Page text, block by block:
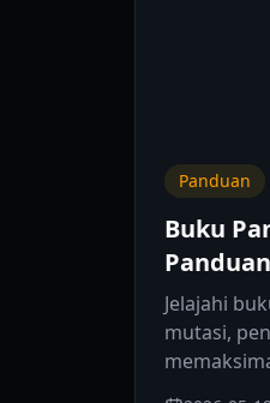
Panduan
Buku
Jelajahi
mutasi,